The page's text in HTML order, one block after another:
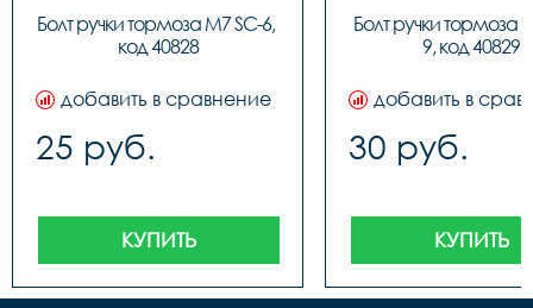
Болт ручки тормоза M7 SC-6,
код 40828
добавить в сравнение
25 руб.
КУПИТЬ
Болт ручки тормоза
9, код 40829
добавить в
30 руб.
КУПИТЬ